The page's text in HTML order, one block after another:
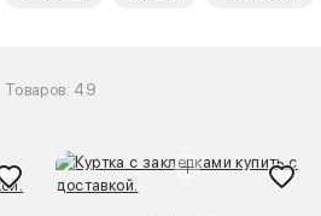
Товаров: 49